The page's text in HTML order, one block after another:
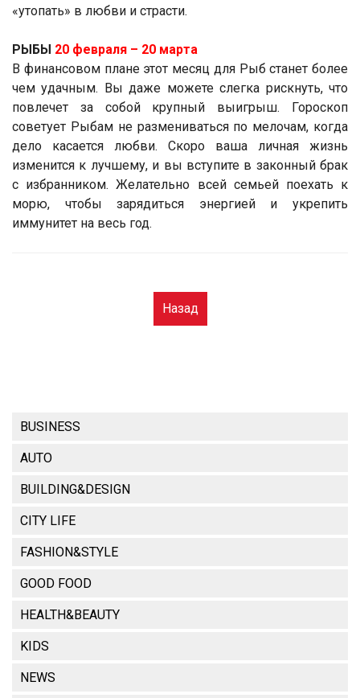
«утопать» в любви и страсти.
РЫБЫ 20 февраля – 20 марта
В финансовом плане этот месяц для Рыб станет более
чем удачным. Вы даже можете слегка рискнуть, что
повлечет за собой крупный выигрыш. Гороскоп
советует Рыбам не размениваться по мелочам, когда
дело касается любви. Скоро ваша личная жизнь
изменится к лучшему, и вы вступите в законный брак
с избранником. Желательно всей семьей поехать к
морю, чтобы зарядиться энергией и укрепить
иммунитет на весь год.
Назад
BUSINESS
AUTO
BUILDING&DESIGN
CITY LIFE
FASHION&STYLE
GOOD FOOD
HEALTH&BEAUTY
KIDS
NEWS